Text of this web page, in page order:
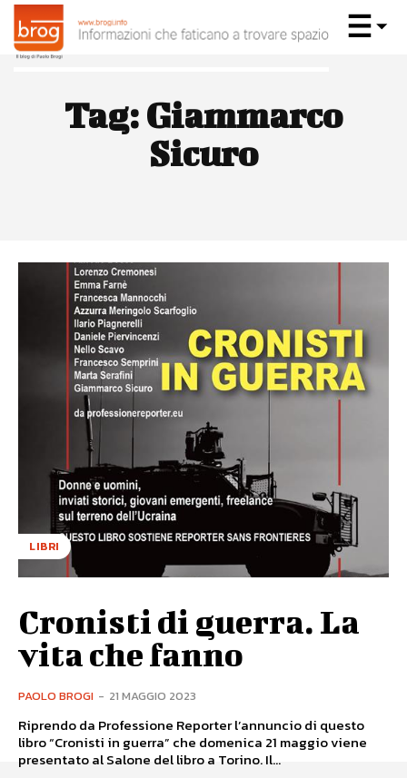
Tag: Giammarco
Sicuro
LIBRI
Cronisti di guerra. La
vita che fanno
PAOLO BROGI - 21 MAGGIO 2023
Riprendo da Professione Reporter l’annuncio di questo
libro “Cronisti in guerra” che domenica 21 maggio viene
presentato al Salone del libro a Torino. Il...